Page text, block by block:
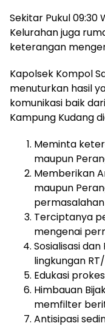
Sekitar Pukul 09:30
Kelurahan juga
keterangan
Kapolsek Kompol
menuturkan hasil
komunikasi baik
Kampung Kudang
Meminta
maupun
Memberikan
maupun
Terciptanya
mengenai
Sosialisasi
lingkungan
Edukasi
Himbauan
memfilter
Antisipasi